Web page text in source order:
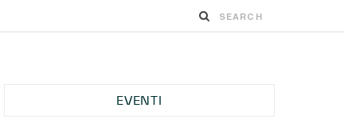
EVENTI